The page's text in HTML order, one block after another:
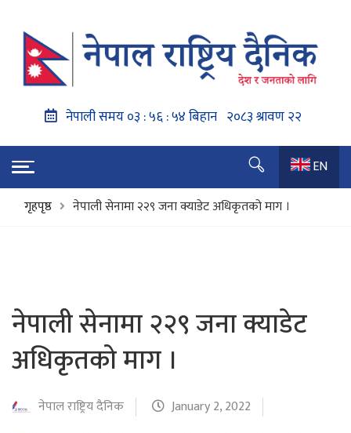
EN
गृहपृष्ठ
नेपाली सेनामा २२९ जना क्याडेट अधिकृतको माग ।
नेपाली सेनामा २२९ जना क्याडेट
अधिकृतको माग ।
नेपाल राष्ट्रिय दैनिक January 2, 2022